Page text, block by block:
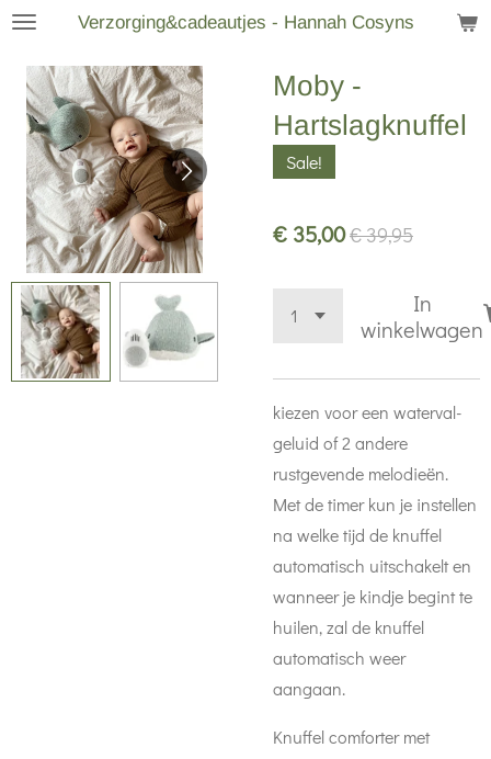
Ga
naar
de
hoofdinhoud
Verzorging&cadeautjes - Hannah Cosyns
Moby -
Hartslagknuffel
Sale!
€ 35,00€ 39,95
In
winkelwagen
kiezen voor een waterval-
geluid of 2 andere
rustgevende melodieën.
Met de timer kun je instellen
na welke tijd de knuffel
automatisch uitschakelt en
wanneer je kindje begint te
huilen, zal de knuffel
automatisch weer
aangaan.
Knuffel comforter met